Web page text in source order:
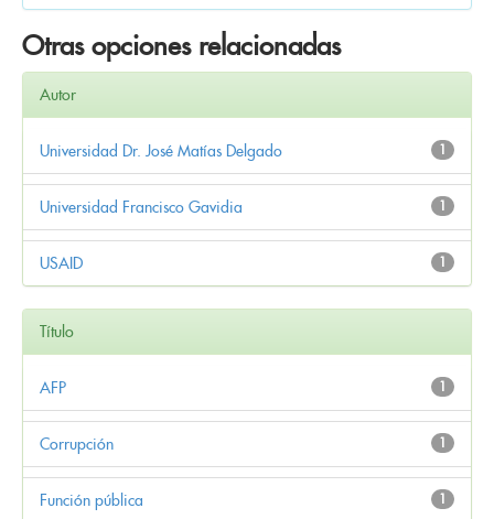
Otras opciones relacionadas
Autor
1
Universidad Dr. José Matías Delgado
1
Universidad Francisco Gavidia
1
USAID
Título
1
AFP
1
Corrupción
1
Función pública